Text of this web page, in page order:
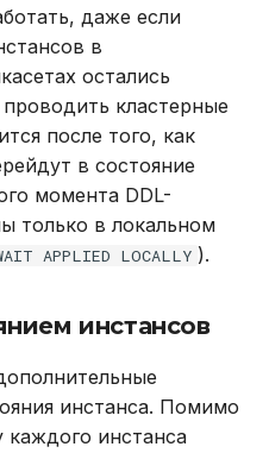
даже если
в
остались
кластерные
после того, как
в состояние
момента DDL-
только в локальном
APPLIED LOCALLY ).
инстансов
инстанса. Помимо
каждого инстанса